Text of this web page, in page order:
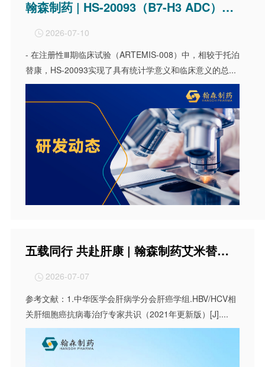
翰森制药 | HS-20093（B7-H3 ADC）小细胞肺癌Ⅲ期临床研究ARTEMIS-008达到OS主要终点
 2026-07-10
- 在注册性Ⅲ期临床试验（ARTEMIS-008）中，相较于托泊
替康，HS-20093实现了具有统计学意义和临床意义的总...
五载同行 共赴肝康 | 翰森制药艾米替诺福韦片获批上市5周年
 2026-07-07
参考文献：1.中华医学会肝病学分会肝癌学组.HBV/HCV相
关肝细胞癌抗病毒治疗专家共识（2021年更新版）[J]....